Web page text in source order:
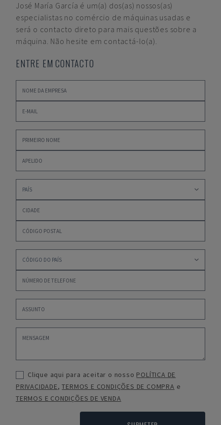
José María García é um(a) dos(as) nossos(as)
especialistas no comércio de máquinas usadas e
será o contacto direto para mais questões sobre a
máquina. Não hesite em contactá-lo(a).
ENTRE EM CONTACTO
Clique aqui para aceitar o nosso POLÍTICA DE
PRIVACIDADE,TERMOS E CONDIÇÕES DE COMPRA e
TERMOS E CONDIÇÕES DE VENDA